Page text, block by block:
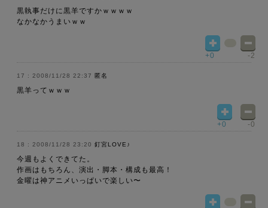
黒執事だけに黒羊ですかｗｗｗｗ
なかなかうまいｗｗ
+0 -2
2008/11/28 22:37 匿名
黒羊ってｗｗｗ
+0 -0
2008/11/28 23:20 釘宮LOVE♪
今週もよくできてた。
作画はもちろん、演出・脚本・構成も最高！
金曜は神アニメいっぱいで楽しい〜